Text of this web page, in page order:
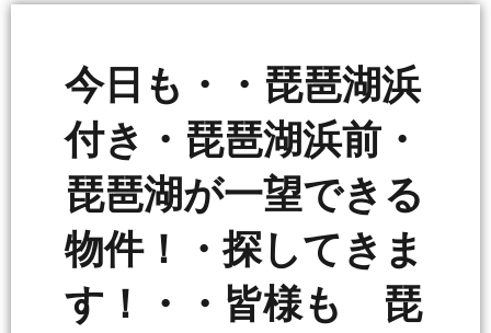
今日も・・琵琶湖浜
付き・琵琶湖浜前・
琵琶湖が一望できる
物件！・探してきま
す！・・皆様も 琵